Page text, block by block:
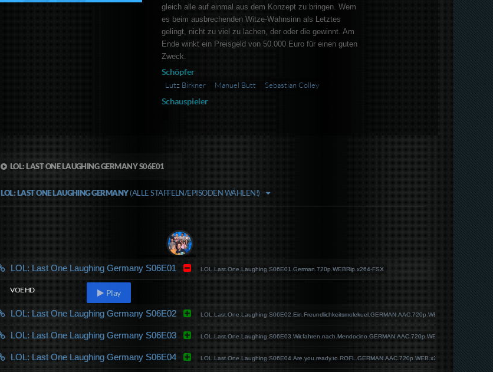
gleich alle auf einmal aus dem Konzept zu bringen. Wem
es beim ausbrechenden Witze-Wahnsinn als Letztes
gelingt, nicht zu viel zu lachen, der oder die gewinnt. Am
Ende winkt ein Preisgeld von 50.000 Euro für einen guten
Zweck.
Schöpfer
Lutz Birkner Manuel Butt Sebastian Colley
Schauspieler
LOL: LAST ONE LAUGHING GERMANY S06E01
LOL: LAST ONE LAUGHING GERMANY(ALLE STAFFELN/EPISODEN WÄHLEN!)
LOL: Last One Laughing Germany S06E01 LOL.Last.One.Laughing.S06E01.German.720p.WEBRip.x264-FSX
VOE HD Play
LOL: Last One Laughing Germany S06E02 LOL.Last.One.Laughing.S06E02.Ein.Freundlichkeitsmolekuel.GERMAN.AAC.720p.WEB.x265-w00t
LOL: Last One Laughing Germany S06E03 LOL.Last.One.Laughing.S06E03.Wir.fahren.nach.Mendocino.GERMAN.AAC.720p.WEB.x265-w00t
LOL: Last One Laughing Germany S06E04 LOL.Last.One.Laughing.S06E04.Are.you.ready.to.ROFL.GERMAN.AAC.720p.WEB.x265-w00t